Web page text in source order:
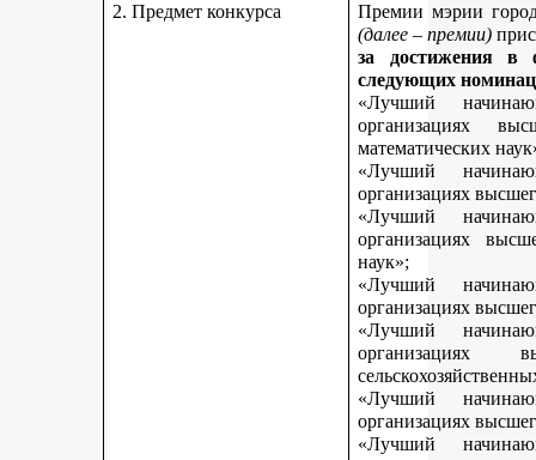
2. Предмет конкурса
Премии мэрии
(далее – премии)
за достижения в
следующих
«Лучший
организациях
математических
«Лучший
организациях
«Лучший
организациях
наук»;
«Лучший
организациях
«Лучший
организациях
«Лучший
организациях
«Лучший